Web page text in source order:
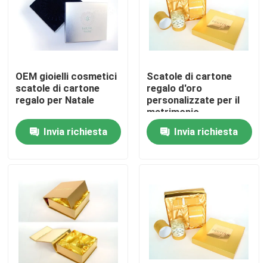
Casa.
Prodotti
Su di noi
Visita alla fabbrica
Controllo della qualità
OEM gioielli cosmetici
scatole di cartone
regalo per Natale
Invia richiesta
Scatole di cartone
regalo d'oro
personalizzate per il
matrimonio
Invia richiesta